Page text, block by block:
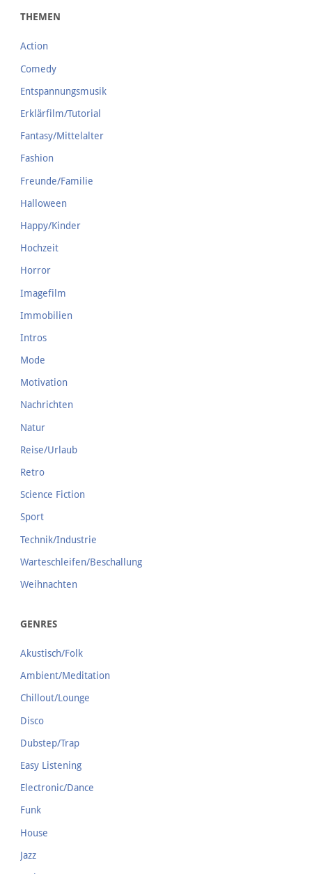
THEMEN
Action
Comedy
Entspannungsmusik
Erklärfilm/Tutorial
Fantasy/Mittelalter
Fashion
Freunde/Familie
Halloween
Happy/Kinder
Hochzeit
Horror
Imagefilm
Immobilien
Intros
Mode
Motivation
Nachrichten
Natur
Reise/Urlaub
Retro
Science Fiction
Sport
Technik/Industrie
Warteschleifen/Beschallung
Weihnachten
GENRES
Akustisch/Folk
Ambient/Meditation
Chillout/Lounge
Disco
Dubstep/Trap
Easy Listening
Electronic/Dance
Funk
House
Jazz